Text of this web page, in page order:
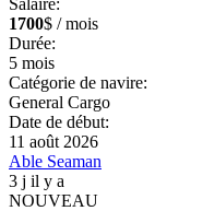
1700$ / mois
Durée:
5 mois
Catégorie de navire:
General Cargo
Date de début:
11 août 2026
Able Seaman
3 j il y a
NOUVEAU